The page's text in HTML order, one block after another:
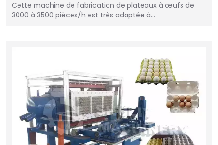
Cette machine de fabrication de plateaux à œufs de
3000 à 3500 pièces/h est très adaptée à…